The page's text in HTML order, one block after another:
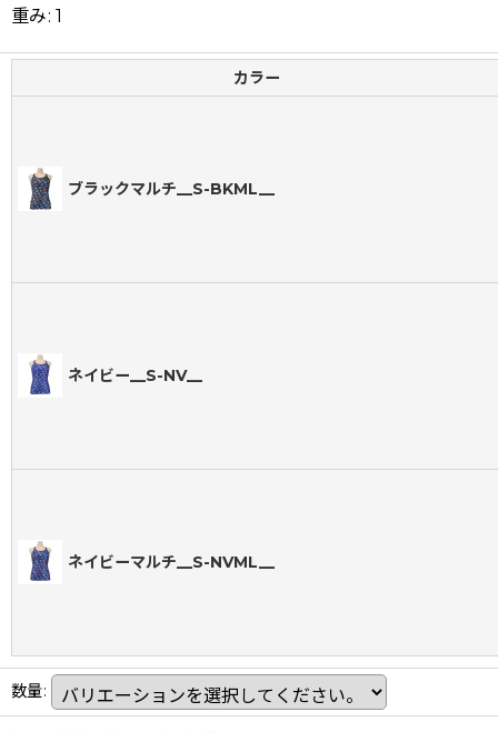
重み: 1
カラー
ブラックマルチ__S-BKML__
ネイビー__S-NV__
ネイビーマルチ__S-NVML__
数量: